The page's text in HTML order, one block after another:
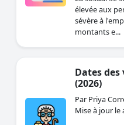
élevée aux
sévère à
montants e...
Dates des
(2026)
Par Priya
Mise à jour le